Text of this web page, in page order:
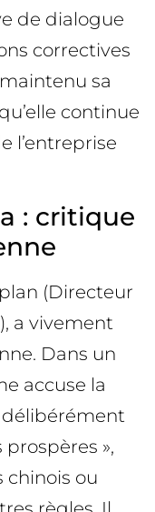
de dialogue
correctives
sa
continue
l’entreprise
: critique
(Directeur
a vivement
Dans un
accuse la
délibérément
»,
chinois ou